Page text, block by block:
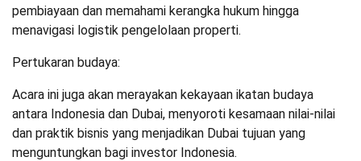
pembiayaan dan memahami kerangka hukum hingga
menavigasi logistik pengelolaan properti.
Pertukaran budaya:
Acara ini juga akan merayakan kekayaan ikatan budaya
antara Indonesia dan Dubai, menyoroti kesamaan nilai-nilai
dan praktik bisnis yang menjadikan Dubai tujuan yang
menguntungkan bagi investor Indonesia.